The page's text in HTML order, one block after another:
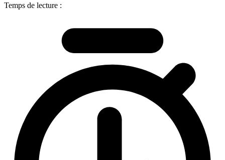
Temps de lecture :